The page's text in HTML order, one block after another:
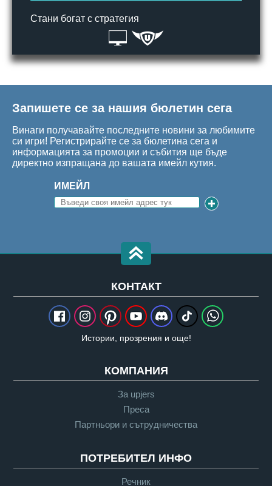
Стани богат с стратегия
Запишете се за нашия бюлетин сега
Винаги получавайте последните новини за любимите
си игри! Регистрирайте се за бюлетина сега и
информацията за промоции и събития ще бъде
директно изпращана до вашата имейл кутия.
ИМЕЙЛ
КОНТАКТ
Истории, прозрения и още!
КОМПАНИЯ
За upjers
Преса
Партньори и сътрудничества
ПОТРЕБИТЕЛ ИНФО
Речник